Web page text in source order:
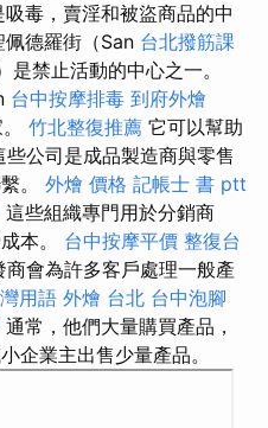
毒，賣淫和被盜商品的中
佩德羅街（San 台北撥筋課
是禁止活動的中心之一。
台中按摩排毒 到府外燴
竹北整復推薦 它可以幫助
公司是成品製造商與零售
。 外燴 價格 記帳士 書 ptt
這些組織專門用於分銷商
本。 台中按摩平價 整復台
會為許多客戶處理一般產
用語 外燴 台北 台中泡腳
通常，他們大量購買產品，
企業主出售少量產品。